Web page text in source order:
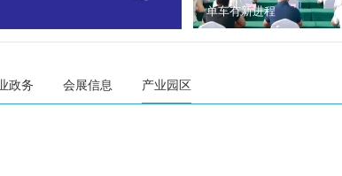
单车有新进程
政务 会展信息 产业园区